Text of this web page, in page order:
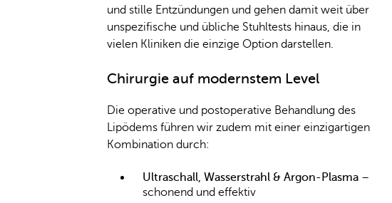
und stille Entzündungen und gehen damit weit über
unspezifische und übliche Stuhltests hinaus, die in
vielen Kliniken die einzige Option darstellen.
Chirurgie auf modernstem Level
Die operative und postoperative Behandlung des
Lipödems führen wir zudem mit einer einzigartigen
Kombination durch:
Ultraschall, Wasserstrahl & Argon-Plasma –
schonend und effektiv